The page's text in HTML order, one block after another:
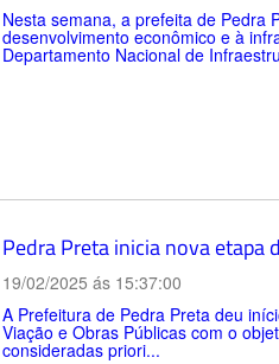
Nesta semana, a prefeita de Pedra
desenvolvimento econômico e à
Departamento Nacional de
Pedra Preta inicia nova etapa
19/02/2025 ás 15:37:00
A Prefeitura de Pedra Preta deu
Viação e Obras Públicas com o
consideradas priori...